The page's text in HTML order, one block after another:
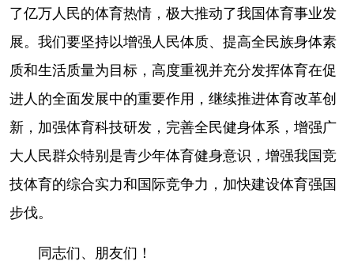
了亿万人民的体育热情，极大推动了我国体育事业发
展。我们要坚持以增强人民体质、提高全民族身体素
质和生活质量为目标，高度重视并充分发挥体育在促
进人的全面发展中的重要作用，继续推进体育改革创
新，加强体育科技研发，完善全民健身体系，增强广
大人民群众特别是青少年体育健身意识，增强我国竞
技体育的综合实力和国际竞争力，加快建设体育强国
步伐。
同志们、朋友们！